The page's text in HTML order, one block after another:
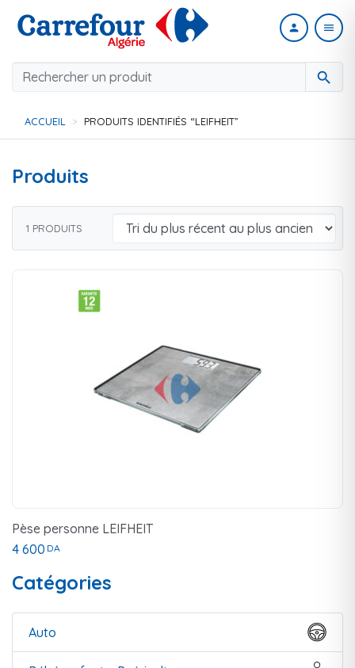
search
person menu
ACCUEIL PRODUITS IDENTIFIÉS “LEIFHEIT”
Catégories
Auto
Produits
1 PRODUITS
Pèse personne LEIFHEIT
4 600 DA